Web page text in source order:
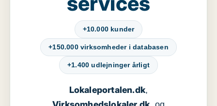
+10.000 kunder
+150.000 virksomheder i databasen
+1.400 udlejninger årligt
Lokaleportalen.dk,